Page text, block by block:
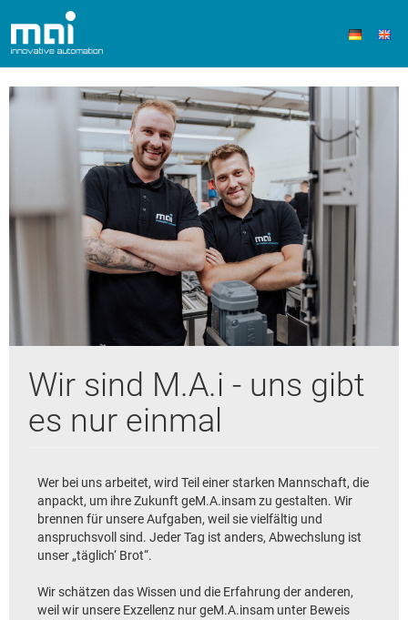
Wir sind M.A.i - uns gibt
es nur einmal
Wer bei uns arbeitet, wird Teil einer starken Mannschaft, die
anpackt, um ihre Zukunft geM.A.insam zu gestalten. Wir
brennen für unsere Aufgaben, weil sie vielfältig und
anspruchsvoll sind. Jeder Tag ist anders, Abwechslung ist
unser „täglich‘ Brot“.
Wir schätzen das Wissen und die Erfahrung der anderen,
weil wir unsere Exzellenz nur geM.A.insam unter Beweis